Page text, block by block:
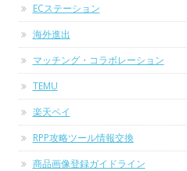
ECステーション
海外進出
マッチング・コラボレーション
TEMU
楽天ペイ
RPP攻略ツール情報交換
商品画像登録ガイドライン